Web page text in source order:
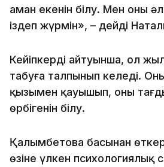
аман екенін білу. Мен оны
іздеп жүрмін», – дейді
Кейіпкердің айтуынша, ол
табуға талпынып келеді.
қызымен қауышып, оның
өрбігенін білу.
Қалымбетова басынан
өзіне үлкен психологиялық